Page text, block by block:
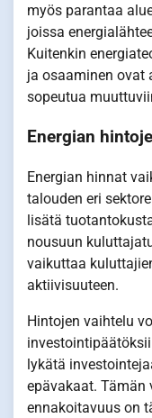
myös parantaa
joissa
Kuitenkin
ja osaaminen ovat
sopeutua
Energian
Energian hinnat
talouden eri
lisätä
nousuun
vaikuttaa
aktiivisuuteen.
Hintojen vaihtelu
lykätä
epävakaat. Tämän
ennakoitavuus on